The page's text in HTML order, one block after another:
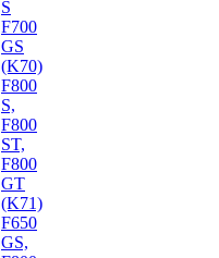
S
F700
GS
(K70)
F800
S,
F800
ST,
F800
GT
(K71)
F650
GS,